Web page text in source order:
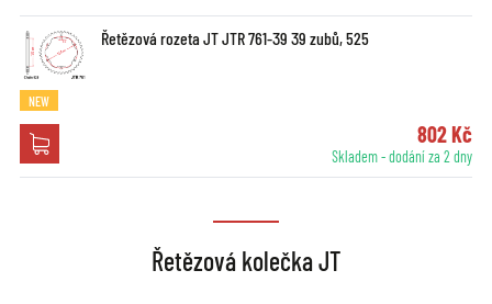
Řetězová rozeta JT JTR 761-39 39 zubů, 525
NEW
802 Kč
Skladem - dodání za 2 dny
Řetězová kolečka JT